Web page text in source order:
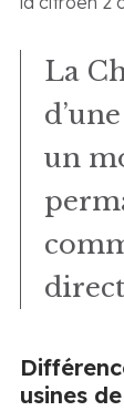
La
un
usines